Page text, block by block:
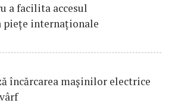
a facilita accesul
internaţionale
încărcarea maşinilor electrice